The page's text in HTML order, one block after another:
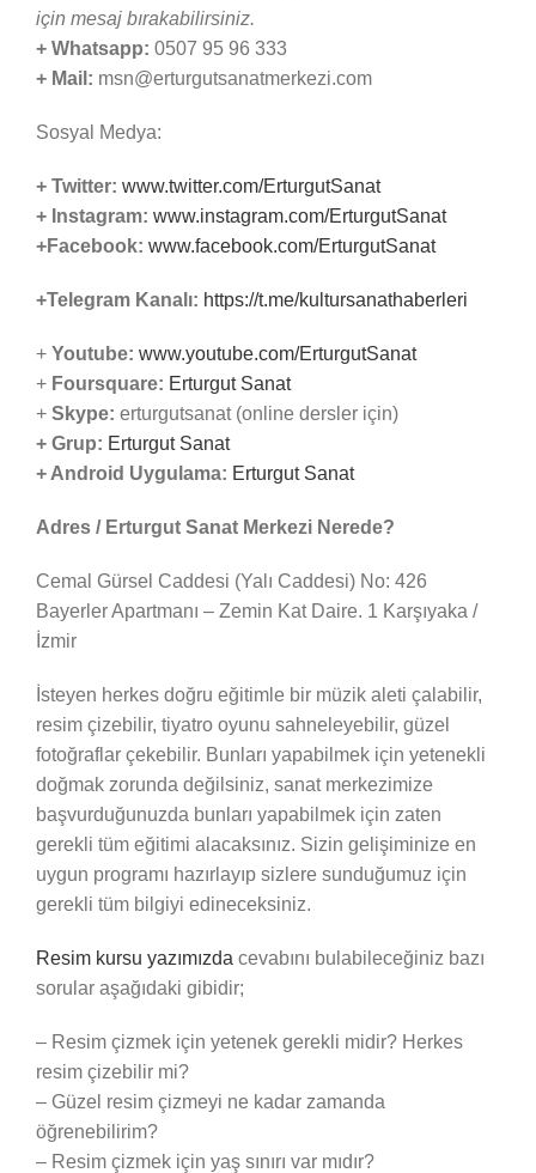
için mesaj bırakabilirsiniz.
+ Whatsapp: 0507 95 96 333
+ Mail: msn@erturgutsanatmerkezi.com
Sosyal Medya:
+ Twitter: www.twitter.com/ErturgutSanat
+ Instagram: www.instagram.com/ErturgutSanat
+Facebook: www.facebook.com/ErturgutSanat
+Telegram Kanalı: https://t.me/kultursanathaberleri
+ Youtube: www.youtube.com/ErturgutSanat
+ Foursquare: Erturgut Sanat
+ Skype: erturgutsanat (online dersler için)
+ Grup: Erturgut Sanat
+ Android Uygulama: Erturgut Sanat
Adres / Erturgut Sanat Merkezi Nerede?
Cemal Gürsel Caddesi (Yalı Caddesi) No: 426
Bayerler Apartmanı – Zemin Kat Daire. 1 Karşıyaka /
İzmir
İsteyen herkes doğru eğitimle bir müzik aleti çalabilir,
resim çizebilir, tiyatro oyunu sahneleyebilir, güzel
fotoğraflar çekebilir. Bunları yapabilmek için yetenekli
doğmak zorunda değilsiniz, sanat merkezimize
başvurduğunuzda bunları yapabilmek için zaten
gerekli tüm eğitimi alacaksınız. Sizin gelişiminize en
uygun programı hazırlayıp sizlere sunduğumuz için
gerekli tüm bilgiyi edineceksiniz.
Resim kursu yazımızda cevabını bulabileceğiniz bazı
sorular aşağıdaki gibidir;
– Resim çizmek için yetenek gerekli midir? Herkes
resim çizebilir mi?
– Güzel resim çizmeyi ne kadar zamanda
öğrenebilirim?
– Resim çizmek için yaş sınırı var mıdır?